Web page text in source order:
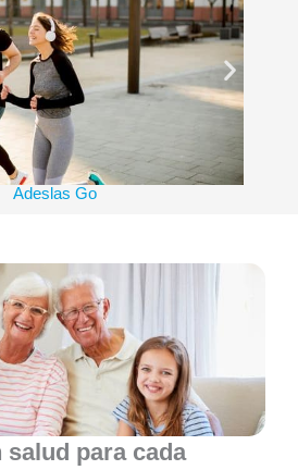
Adeslas Go
para cada